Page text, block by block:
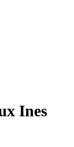
Ines